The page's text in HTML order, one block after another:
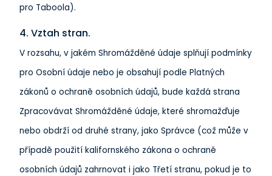
pro Taboola).
4. Vztah stran.
V rozsahu, v jakém Shromážděné údaje splňují podmínky
pro Osobní údaje nebo je obsahují podle Platných
zákonů o ochraně osobních údajů, bude každá strana
Zpracovávat Shromážděné údaje, které shromažďuje
nebo obdrží od druhé strany, jako Správce (což může v
případě použití kalifornského zákona o ochraně
osobních údajů zahrnovat i jako Třetí stranu, pokud je to